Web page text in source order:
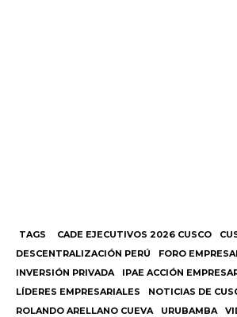
TAGS CADE EJECUTIVOS 2026 CUSCO
DESCENTRALIZACIÓN PERÚ
FORO
INVERSIÓN PRIVADA
IPAE ACCIÓN
LÍDERES EMPRESARIALES
NOTICIAS DE
ROLANDO ARELLANO CUEVA
URUBAMBA